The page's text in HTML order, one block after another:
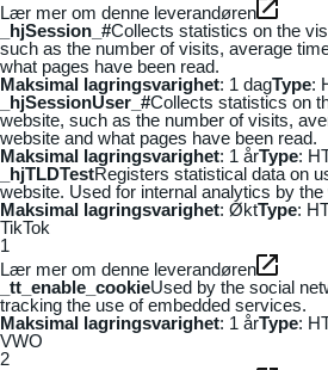
Lær mer om denne leverandøren
_hjSession_#Collects statistics on the
such as the number of visits, average
what pages have been read.
Maksimal lagringsvarighet: 1 dagType:
_hjSessionUser_#Collects statistics on
website, such as the number of visits,
website and what pages have been read.
Maksimal lagringsvarighet: 1 årType:
_hjTLDTestRegisters statistical data on
website. Used for internal analytics by the
Maksimal lagringsvarighet: ØktType:
TikTok
1
Lær mer om denne leverandøren
_tt_enable_cookieUsed by the social
tracking the use of embedded services.
Maksimal lagringsvarighet: 1 årType:
VWO
2